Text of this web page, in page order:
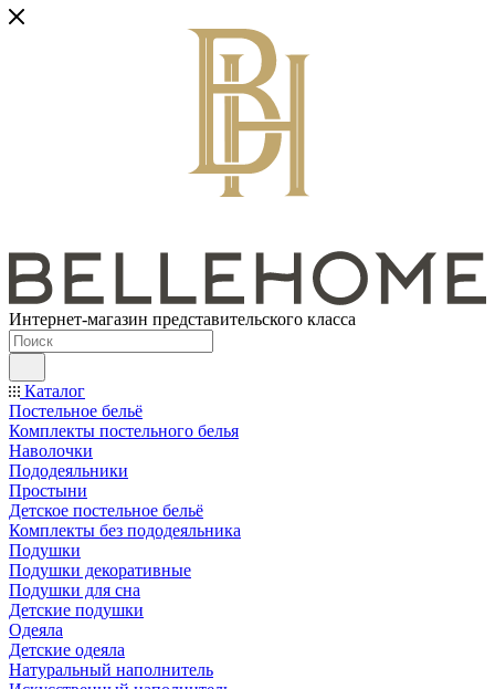
Интернет-магазин представительского класса
Каталог
Постельное бельё
Комплекты постельного белья
Наволочки
Пододеяльники
Простыни
Детское постельное бельё
Комплекты без пододеяльника
Подушки
Подушки декоративные
Подушки для сна
Детские подушки
Одеяла
Детские одеяла
Натуральный наполнитель